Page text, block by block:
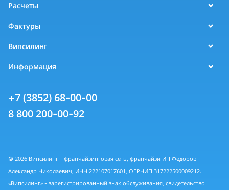
Расчеты
Фактуры
Випсилинг
Информация
+7 (3852) 68-00-00
8 800 200-00-92
© 2026 Випсилинг - франчайзинговая сеть, франчайзи ИП Федоров
Александр Николаевич, ИНН 222107017601, ОГРНИП 317222500009212.
«Випсилинг» - зарегистрированный знак обслуживания, свидетельство